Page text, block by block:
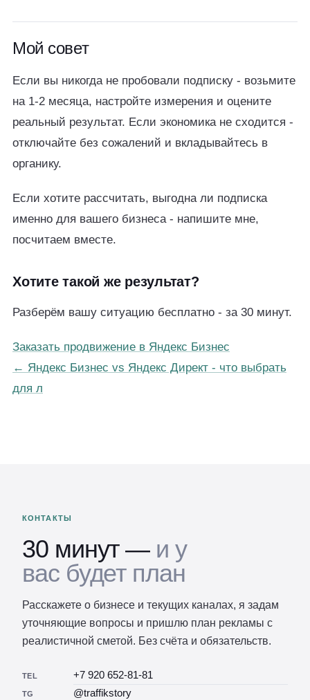
Мой совет
Если вы никогда не пробовали подписку - возьмите
на 1-2 месяца, настройте измерения и оцените
реальный результат. Если экономика не сходится -
отключайте без сожалений и вкладывайтесь в
органику.
Если хотите рассчитать, выгодна ли подписка
именно для вашего бизнеса - напишите мне,
посчитаем вместе.
Хотите такой же результат?
Разберём вашу ситуацию бесплатно - за 30 минут.
Заказать продвижение в Яндекс Бизнес
← Яндекс Бизнес vs Яндекс Директ - что выбрать
для л
КОНТАКТЫ
30 минут — и у
вас будет план
Расскажете о бизнесе и текущих каналах, я задам
уточняющие вопросы и пришлю план рекламы с
реалистичной сметой. Без счёта и обязательств.
TEL +7 920 652-81-81
TG @traffikstory